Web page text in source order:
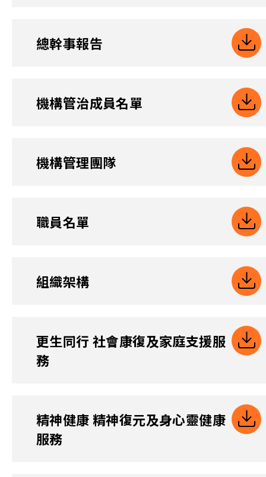
總幹事報告
機構管治成員名單
機構管理團隊
職員名單
組織架構
更生同行 社會康復及家庭支援服
務
精神健康 精神復元及身心靈健康
服務